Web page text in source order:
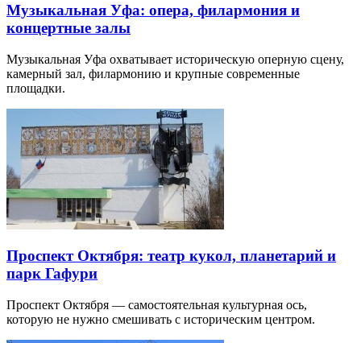
Музыкальная Уфа: опера, филармония и
концертные залы
Музыкальная Уфа охватывает историческую оперную сцену,
камерный зал, филармонию и крупные современные
площадки.
Проспект Октября: театр кукол, планетарий и
парк Гафури
Проспект Октября — самостоятельная культурная ось,
которую не нужно смешивать с историческим центром.